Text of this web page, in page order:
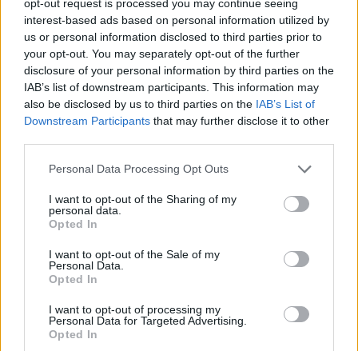
opt-out request is processed you may continue seeing
interest-based ads based on personal information utilized by
us or personal information disclosed to third parties prior to
your opt-out. You may separately opt-out of the further
disclosure of your personal information by third parties on the
IAB’s list of downstream participants. This information may
also be disclosed by us to third parties on the IAB’s List of
Downstream Participants that may further disclose it to other
Personal Data Processing Opt Outs
I want to opt-out of the Sharing of my
personal data.
Opted In
I want to opt-out of the Sale of my
Personal Data.
Opted In
I want to opt-out of processing my
Personal Data for Targeted Advertising.
Opted In
La mala relación entreJames Harden y Dwight Howard
no solo están afectando a los resultados del equipo sino
que, además, están dando lugar a situaciones en la
cancha que rozan lo inverosímil.
son dos de los grandes protagonistas de la última
entrega de la divertida secciónShaqtin' A Fool junto a
Lance Stephenson, Garret Temple y Joffrey Lauvergne.